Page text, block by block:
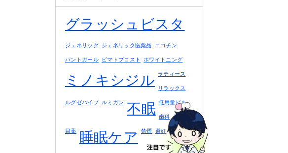
グラッシュビスタ
ジェネリック ジェネリック医薬品 ニコチン
パントガール ビマトプロスト ホワイトニング
ミノキシジル ラティース
リラックス
ルグゼバイブ ルミガン 不眠 低用量ピル
歯科 点眼薬
目薬 睡眠ケア 禁煙 避妊